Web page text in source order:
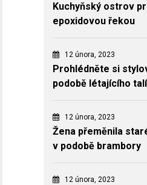
Kuchyňský ostrov
epoxidovou řekou
12 února, 2023
Prohlédněte si
podobě létajícího
12 února, 2023
Žena přeměnila
v podobě brambory
12 února, 2023